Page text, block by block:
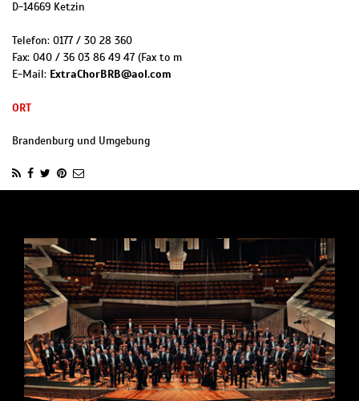
D-14669 Ketzin
Telefon: 0177 / 30 28 360
Fax: 040 / 36 03 86 49 47 (Fax to m
E-Mail: ExtraChorBRB@aol.com
ORT
Brandenburg und Umgebung